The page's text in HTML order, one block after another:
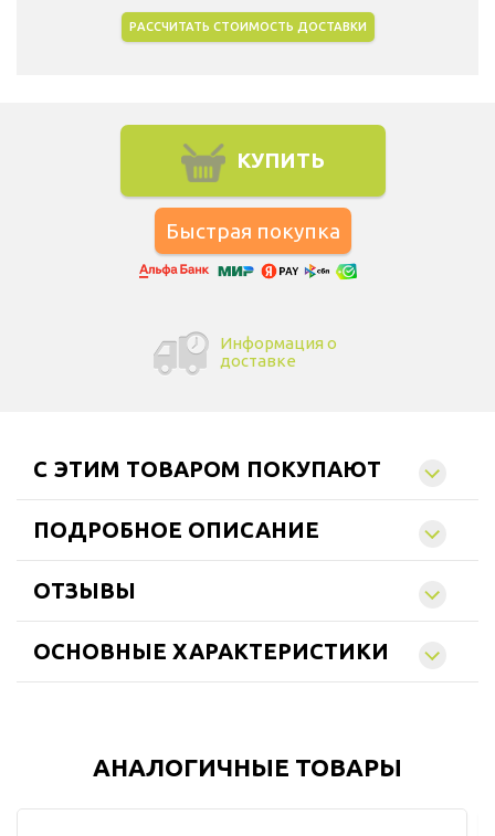
РАССЧИТАТЬ СТОИМОСТЬ ДОСТАВКИ
КУПИТЬ
Информация о
доставке
C ЭТИМ ТОВАРОМ ПОКУПАЮТ
ПОДРОБНОЕ ОПИСАНИЕ
ОТЗЫВЫ
ОСНОВНЫЕ ХАРАКТЕРИСТИКИ
АНАЛОГИЧНЫЕ ТОВАРЫ